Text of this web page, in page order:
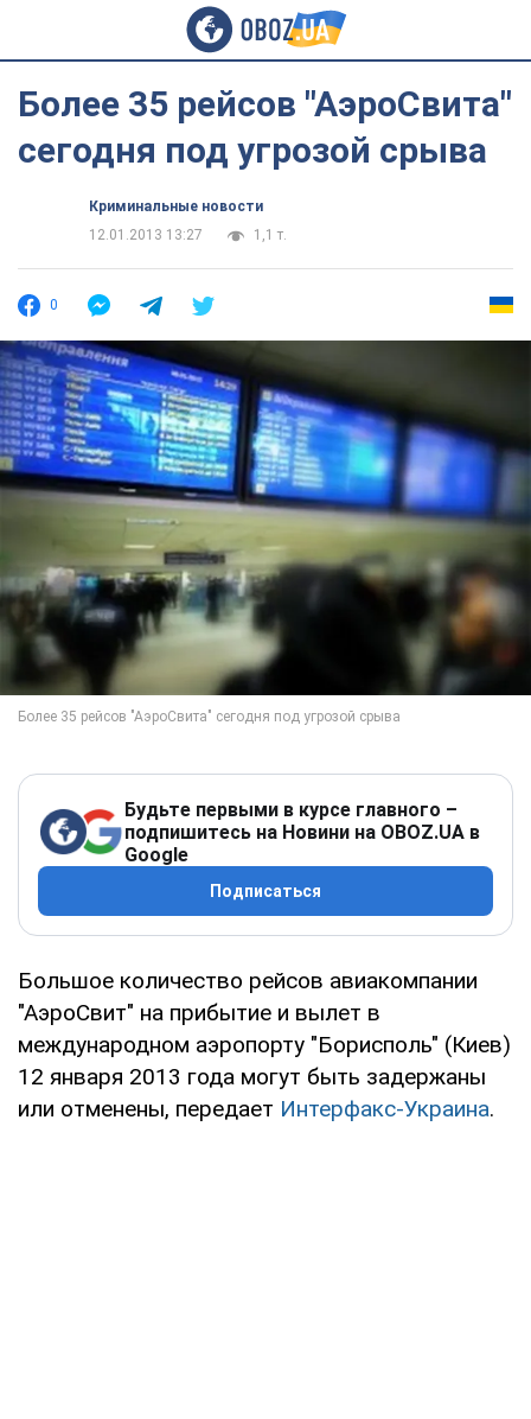
Более 35 рейсов "АэроСвита"
сегодня под угрозой срыва
Криминальные новости
12.01.2013 13:27
1,1 т.
0
Будьте первыми в курсе главного –
подпишитесь на Новини на OBOZ.UA в
Google
Подписаться
Большое количество рейсов авиакомпании
"АэроСвит" на прибытие и вылет в
международном аэропорту "Борисполь" (Киев)
12 января 2013 года могут быть задержаны
или отменены, передает Интерфакс-Украина.